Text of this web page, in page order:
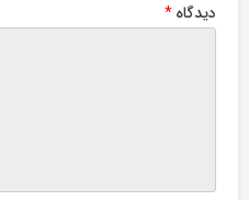
دیدگاه *